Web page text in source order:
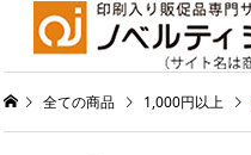
全ての商品 1,000円以上